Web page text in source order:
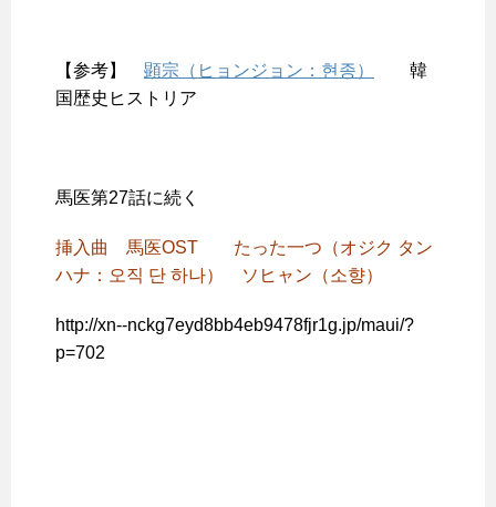
【参考】 顕宗（ヒョンジョン：현종）
韓
国歴史ヒストリア
馬医第27話に続く
挿入曲 馬医OST たった一つ（オジク タン
ハナ：오직 단 하나） ソヒャン（소향）
http://xn--nckg7eyd8bb4eb9478fjr1g.jp/maui/?
p=702